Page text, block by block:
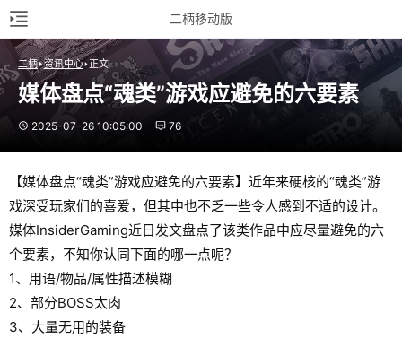
二柄移动版
二柄 资讯中心 正文
媒体盘点“魂类”游戏应避免的六要素
2025-07-26 10:05:00 76
【媒体盘点“魂类”游戏应避免的六要素】近年来硬核的“魂类”游
戏深受玩家们的喜爱，但其中也不乏一些令人感到不适的设计。
媒体InsiderGaming近日发文盘点了该类作品中应尽量避免的六
个要素，不知你认同下面的哪一点呢？
1、用语/物品/属性描述模糊
2、部分BOSS太肉
3、大量无用的装备